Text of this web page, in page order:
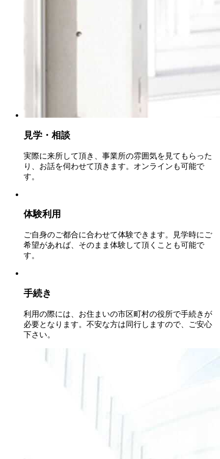
見学・相談
実際に来所して頂き、事業所の雰囲気を見てもらった
り、お話を伺わせて頂きます。オンラインも可能で
す。
体験利用
ご自身のご都合に合わせて体験できます。見学時にご
希望があれば、そのまま体験して頂くことも可能で
す。
手続き
利用の際には、お住まいの市区町村の役所で手続きが
必要となります。不安な方は同行しますので、ご安心
下さい。